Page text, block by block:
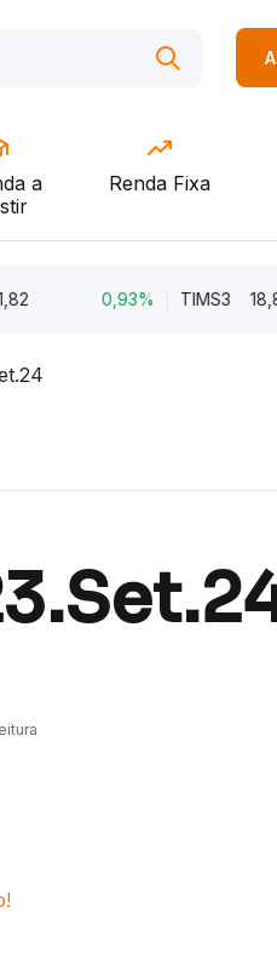
a
Renda Fixa
0,93% TIMS3 18,86